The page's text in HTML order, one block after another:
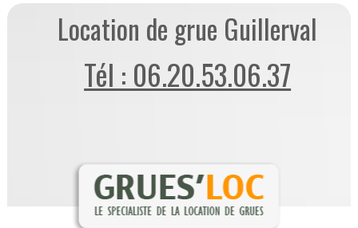
Location de grue Guillerval
Tél : 06.20.53.06.37